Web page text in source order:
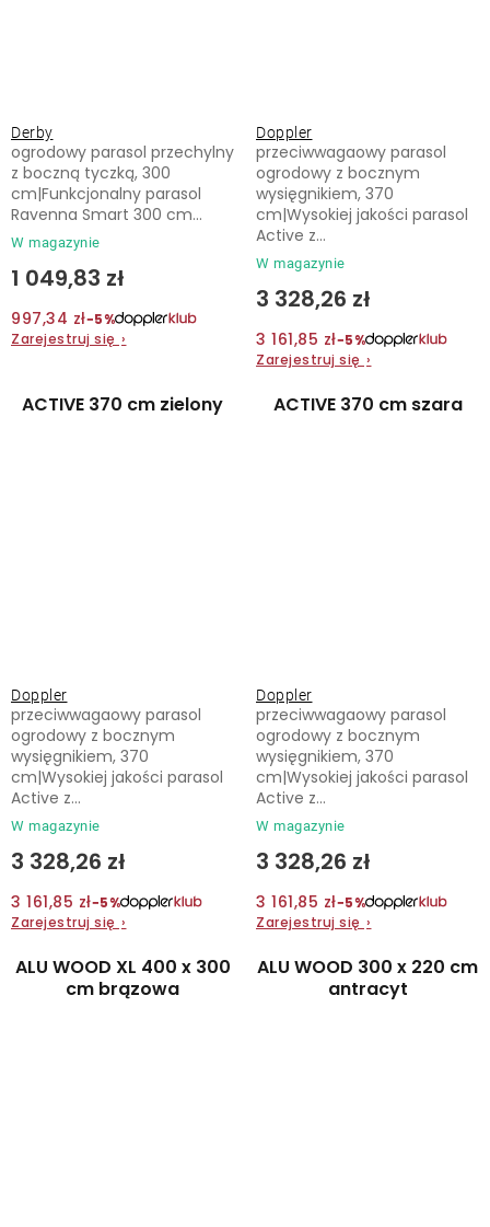
Derby
W magazynie
1 049,83 zł
997,34 zł−5%
Zarejestruj się ›
ogrodowy parasol przechylny
z boczną tyczką, 300
cm|Funkcjonalny parasol
Ravenna Smart 300 cm...
Doppler
W magazynie
3 328,26 zł
3 161,85 zł−5%
Zarejestruj się ›
przeciwwagaowy parasol
ogrodowy z bocznym
wysięgnikiem, 370
cm|Wysokiej jakości parasol
Active z...
ACTIVE 370 cm zielony
Doppler
W magazynie
3 328,26 zł
3 161,85 zł−5%
Zarejestruj się ›
przeciwwagaowy parasol
ogrodowy z bocznym
wysięgnikiem, 370
cm|Wysokiej jakości parasol
Active z...
ACTIVE 370 cm szara
Doppler
W magazynie
3 328,26 zł
3 161,85 zł−5%
Zarejestruj się ›
przeciwwagaowy parasol
ogrodowy z bocznym
wysięgnikiem, 370
cm|Wysokiej jakości parasol
Active z...
ALU WOOD XL 400 x 300
cm brązowa
ALU WOOD 300 x 220 cm
antracyt